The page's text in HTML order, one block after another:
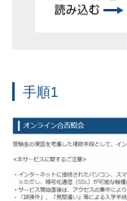
手順1